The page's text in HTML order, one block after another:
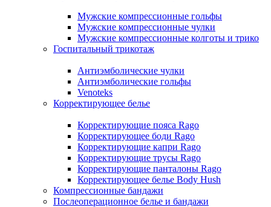
Мужские компрессионные гольфы
Мужские компрессионные чулки
Мужские компрессионные колготы и трико
Госпитальный трикотаж
Антиэмболические чулки
Антиэмболические гольфы
Venoteks
Корректирующее белье
Корректирующие пояса Rago
Корректирующее боди Rago
Корректирующие капри Rago
Корректирующие трусы Rago
Корректирующие панталоны Rago
Корректирующее белье Body Hush
Компрессионные бандажи
Послеоперационное белье и бандажи